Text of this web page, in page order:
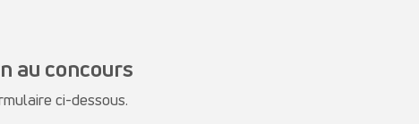
au concours
ci-dessous.